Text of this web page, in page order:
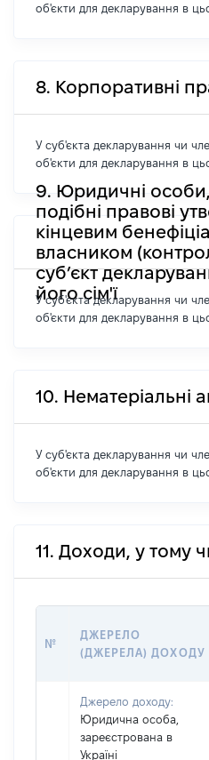
об'єкти для декларування в
8. Корпоративні
У суб'єкта декларування чи
об'єкти для декларування в
9. Юридичні особи,
подібні правові
кінцевим
власником
суб’єкт
його сім'ї
У суб'єкта декларування чи
об'єкти для декларування в
10. Нематеріальні
У суб'єкта декларування чи
об'єкти для декларування в
11. Доходи, у тому
№
ДЖЕРЕЛО
(ДЖЕРЕЛА) ДОХОДУ
Джерело доходу:
Юридична особа,
зареєстрована в
Україні